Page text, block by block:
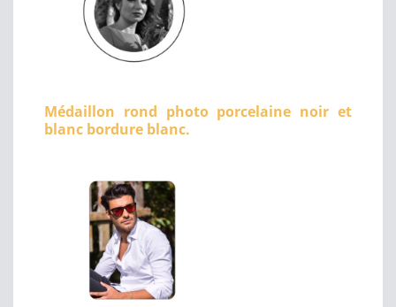
Médaillon rond photo porcelaine noir et
blanc bordure blanc.